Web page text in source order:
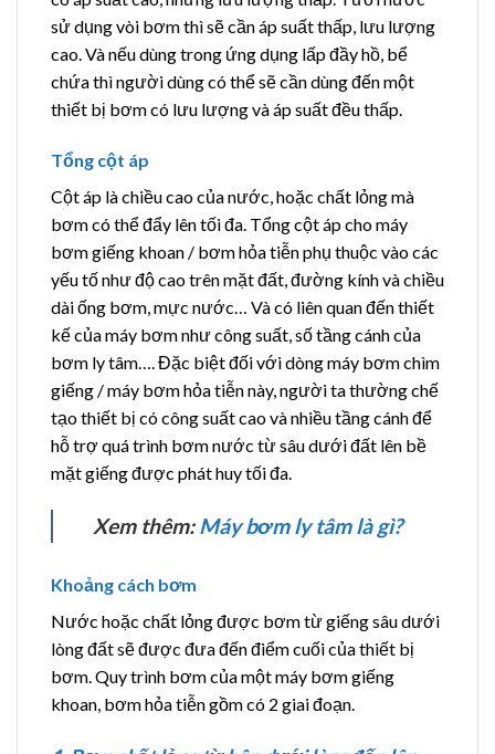
sử dụng vòi bơm thì sẽ cần áp suất thấp, lưu lượng
cao. Và nếu dùng trong ứng dụng lấp đầy hồ, bể
chứa thì người dùng có thể sẽ cần dùng đến một
thiết bị bơm có lưu lượng và áp suất đều thấp.
Tổng cột áp
Cột áp là chiều cao của nước, hoặc chất lỏng mà
bơm có thể đẩy lên tối đa. Tổng cột áp cho máy
bơm giếng khoan / bơm hỏa tiễn phụ thuộc vào các
yếu tố như độ cao trên mặt đất, đường kính và chiều
dài ống bơm, mực nước… Và có liên quan đến thiết
kế của máy bơm như công suất, số tầng cánh của
bơm ly tâm…. Đặc biệt đối với dòng máy bơm chìm
giếng / máy bơm hỏa tiễn này, người ta thường chế
tạo thiết bị có công suất cao và nhiều tầng cánh để
hỗ trợ quá trình bơm nước từ sâu dưới đất lên bề
mặt giếng được phát huy tối đa.
Xem thêm:Máy bơm ly tâm là gì?
Khoảng cách bơm
Nước hoặc chất lỏng được bơm từ giếng sâu dưới
lòng đất sẽ được đưa đến điểm cuối của thiết bị
bơm. Quy trình bơm của một máy bơm giếng
khoan, bơm hỏa tiễn gồm có 2 giai đoạn.